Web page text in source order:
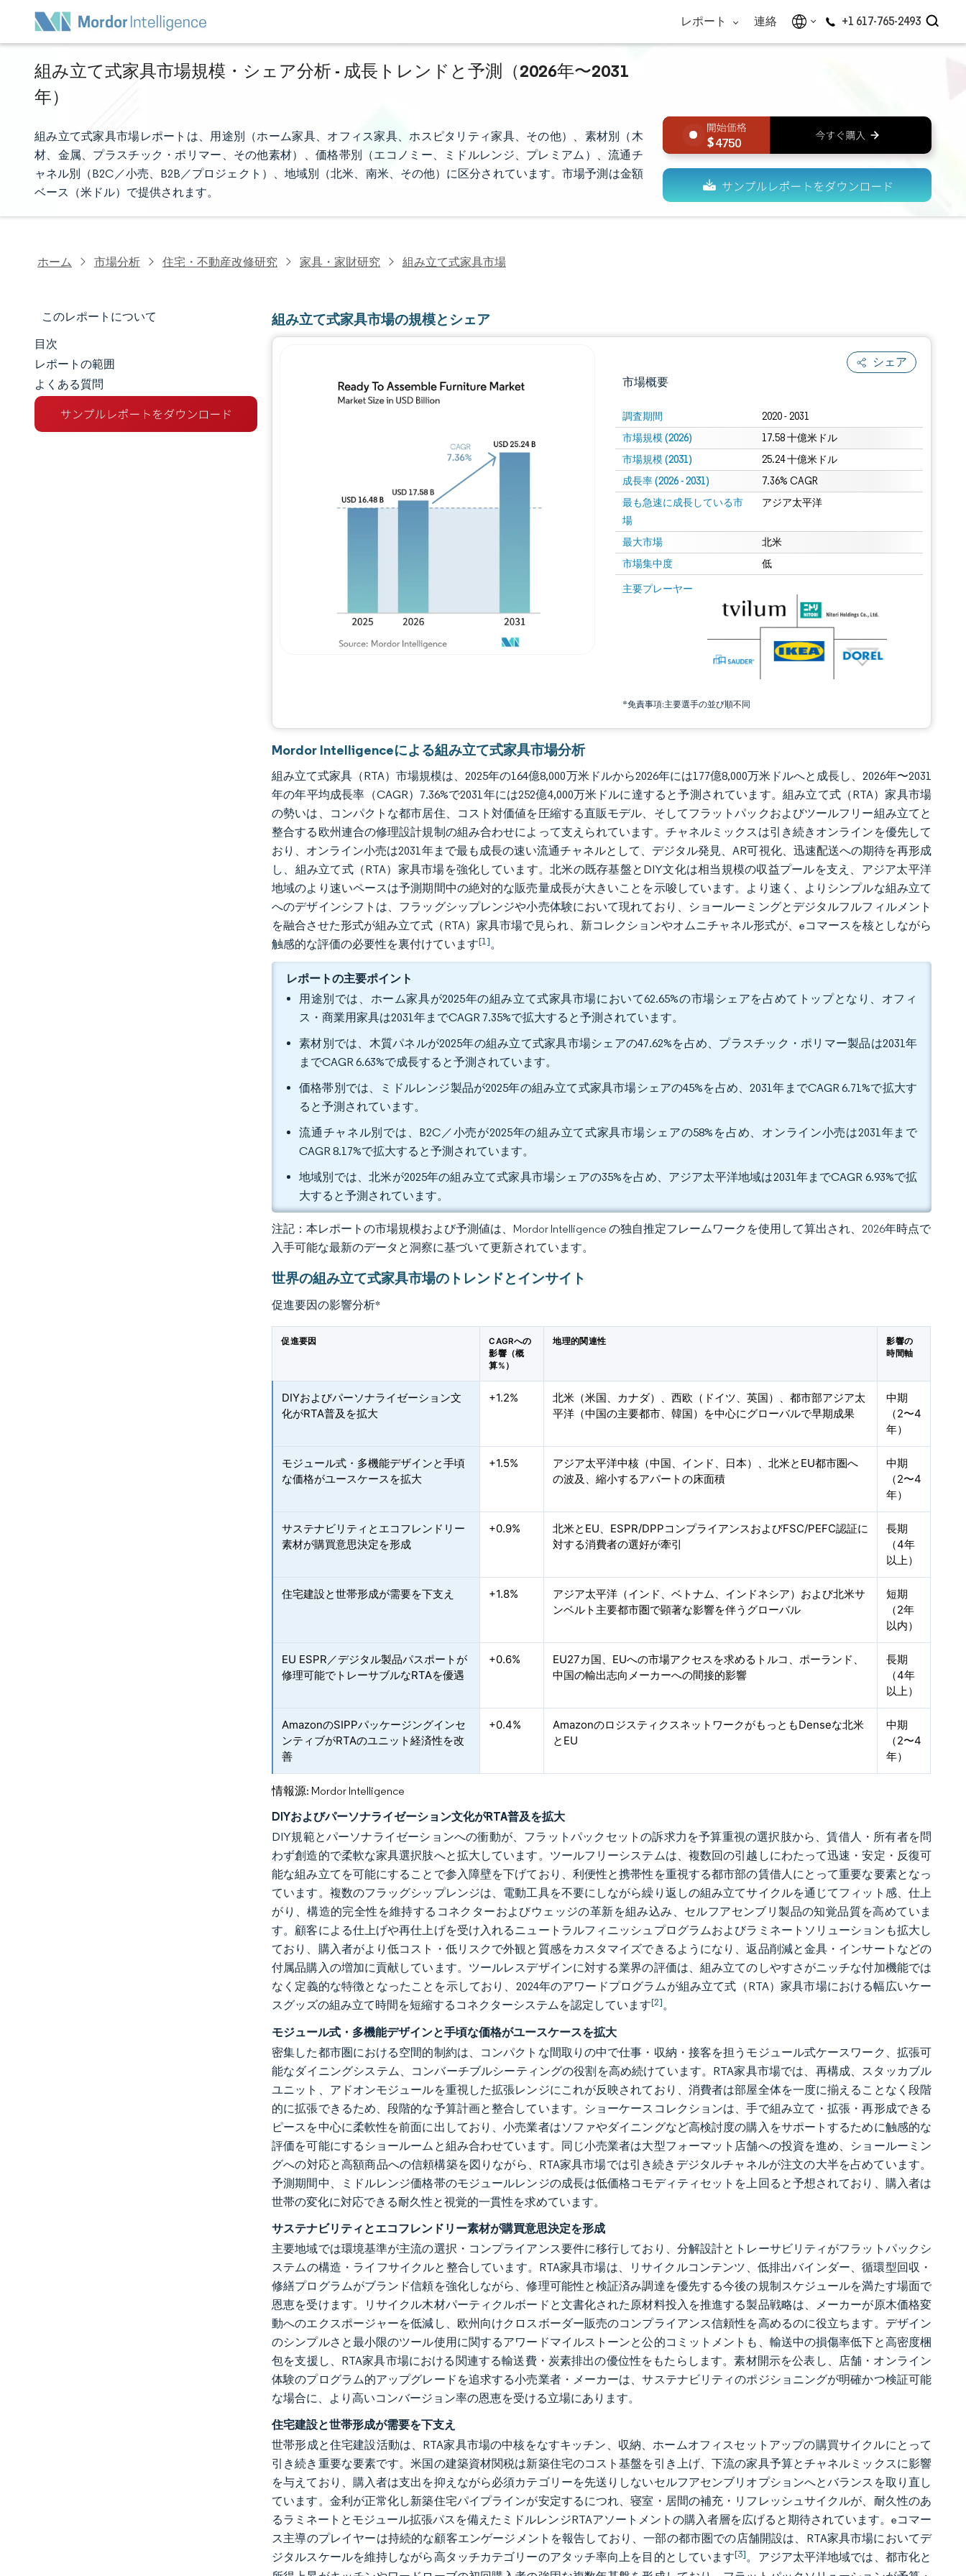
レポート 連絡 +1 617-765-2493
組み立て式家具市場規模・シェア分析 - 成長トレンドと予測（2026年〜2031
年）
組み立て式家具市場レポートは、用途別（ホーム家具、オフィス家具、ホスピタリティ家具、その他）、素材別（木
材、金属、プラスチック・ポリマー、その他素材）、価格帯別（エコノミー、ミドルレンジ、プレミアム）、流通チ
ャネル別（B2C／小売、B2B／プロジェクト）、地域別（北米、南米、その他）に区分されています。市場予測は金額
ベース（米ドル）で提供されます。
4750
ホーム 市場分析 住宅・不動産改修研究 家具・家財研究 組み立て式家具市場
このレポートについて
市場規模とシェア
市場分析
トレンドとインサイト
目次
レポートの範囲
よくある質問
組み立て式家具市場の規模とシェア
シェア
市場概要
調査期間 2020 - 2031
市場規模 (2026) 17.58 十億米ドル
市場規模 (2031) 25.24 十億米ドル
成長率 (2026 - 2031) 7.36% CAGR
最も急速に成長している市
場
アジア太平洋
最大市場 北米
市場集中度 低
主要プレーヤー
*免責事項:主要選手の並び順不同
画像 © Mordor Intelligence。再利用にはCC BY 4.0の表示が必要です。
画像 © Mordor Intelligence。再利用にはCC BY 4.0の表示が必要です。
Mordor Intelligenceによる組み立て式家具市場分析
組み立て式家具（RTA）市場規模は、2025年の164億8,000万米ドルから2026年には177億8,000万米ドルへと成長し、2026年〜2031
年の年平均成長率（CAGR）7.36%で2031年には252億4,000万米ドルに達すると予測されています。組み立て式（RTA）家具市場
の勢いは、コンパクトな都市居住、コスト対価値を圧縮する直販モデル、そしてフラットパックおよびツールフリー組み立てと
整合する欧州連合の修理設計規制の組み合わせによって支えられています。チャネルミックスは引き続きオンラインを優先して
おり、オンライン小売は2031年まで最も成長の速い流通チャネルとして、デジタル発見、AR可視化、迅速配送への期待を再形成
し、組み立て式（RTA）家具市場を強化しています。北米の既存基盤とDIY文化は相当規模の収益プールを支え、アジア太平洋
地域のより速いペースは予測期間中の絶対的な販売量成長が大きいことを示唆しています。より速く、よりシンプルな組み立て
へのデザインシフトは、フラッグシップレンジや小売体験において現れており、ショールーミングとデジタルフルフィルメント
を融合させた形式が組み立て式（RTA）家具市場で見られ、新コレクションやオムニチャネル形式が、eコマースを核としながら
触感的な評価の必要性を裏付けています[1]。
レポートの主要ポイント
用途別では、ホーム家具が2025年の組み立て式家具市場において62.65%の市場シェアを占めてトップとなり、オフィ
ス・商業用家具は2031年までCAGR 7.35%で拡大すると予測されています。
素材別では、木質パネルが2025年の組み立て式家具市場シェアの47.62%を占め、プラスチック・ポリマー製品は2031年
までCAGR 6.63%で成長すると予測されています。
価格帯別では、ミドルレンジ製品が2025年の組み立て式家具市場シェアの45%を占め、2031年までCAGR 6.71%で拡大す
ると予測されています。
流通チャネル別では、B2C／小売が2025年の組み立て式家具市場シェアの58%を占め、オンライン小売は2031年まで
CAGR 8.17%で拡大すると予測されています。
地域別では、北米が2025年の組み立て式家具市場シェアの35%を占め、アジア太平洋地域は2031年までCAGR 6.93%で拡
大すると予測されています。
注記：本レポートの市場規模および予測値は、Mordor Intelligence の独自推定フレームワークを使用して算出され、2026年時点で
入手可能な最新のデータと洞察に基づいて更新されています。
世界の組み立て式家具市場のトレンドとインサイト
促進要因の影響分析*
促進要因
CAGRへの
影響（概
算%）
地理的関連性
影響の
時間軸
DIYおよびパーソナライゼーション文
化がRTA普及を拡大
+1.2%
北米（米国、カナダ）、西欧（ドイツ、英国）、都市部アジア太
平洋（中国の主要都市、韓国）を中心にグローバルで早期成果
中期
（2〜4
年）
モジュール式・多機能デザインと手頃
な価格がユースケースを拡大
+1.5%
アジア太平洋中核（中国、インド、日本）、北米とEU都市圏へ
の波及、縮小するアパートの床面積
中期
（2〜4
年）
サステナビリティとエコフレンドリー
素材が購買意思決定を形成
+0.9%
北米とEU、ESPR/DPPコンプライアンスおよびFSC/PEFC認証に
対する消費者の選好が牽引
長期
（4年
以上）
住宅建設と世帯形成が需要を下支え +1.8%
アジア太平洋（インド、ベトナム、インドネシア）および北米サ
ンベルト主要都市圏で顕著な影響を伴うグローバル
短期
（2年
以内）
EU ESPR／デジタル製品パスポートが
修理可能でトレーサブルなRTAを優遇
+0.6%
EU27カ国、EUへの市場アクセスを求めるトルコ、ポーランド、
中国の輸出志向メーカーへの間接的影響
長期
（4年
以上）
AmazonのSIPPパッケージングインセ
ンティブがRTAのユニット経済性を改
善
+0.4%
AmazonのロジスティクスネットワークがもっともDenseな北米
とEU
中期
（2〜4
年）
情報源: Mordor Intelligence
DIYおよびパーソナライゼーション文化がRTA普及を拡大
DIY規範とパーソナライゼーションへの衝動が、フラットパックセットの訴求力を予算重視の選択肢から、賃借人・所有者を問
わず創造的で柔軟な家具選択肢へと拡大しています。ツールフリーシステムは、複数回の引越しにわたって迅速・安定・反復可
能な組み立てを可能にすることで参入障壁を下げており、利便性と携帯性を重視する都市部の賃借人にとって重要な要素となっ
ています。複数のフラッグシップレンジは、電動工具を不要にしながら繰り返しの組み立てサイクルを通じてフィット感、仕上
がり、構造的完全性を維持するコネクターおよびウェッジの革新を組み込み、セルフアセンブリ製品の知覚品質を高めていま
す。顧客による仕上げや再仕上げを受け入れるニュートラルフィニッシュプログラムおよびラミネートソリューションも拡大し
ており、購入者がより低コスト・低リスクで外観と質感をカスタマイズできるようになり、返品削減と金具・インサートなどの
付属品購入の増加に貢献しています。ツールレスデザインに対する業界の評価は、組み立てのしやすさがニッチな付加機能では
なく定義的な特徴となったことを示しており、2024年のアワードプログラムが組み立て式（RTA）家具市場における幅広いケー
スグッズの組み立て時間を短縮するコネクターシステムを認定しています[2]。
モジュール式・多機能デザインと手頃な価格がユースケースを拡大
密集した都市圏における空間的制約は、コンパクトな間取りの中で仕事・収納・接客を担うモジュール式ケースワーク、拡張可
能なダイニングシステム、コンバーチブルシーティングの役割を高め続けています。RTA家具市場では、再構成、スタッカブル
ユニット、アドオンモジュールを重視した拡張レンジにこれが反映されており、消費者は部屋全体を一度に揃えることなく段階
的に拡張できるため、段階的な予算計画と整合しています。ショーケースコレクションは、手で組み立て・拡張・再形成できる
ピースを中心に柔軟性を前面に出しており、小売業者はソファやダイニングなど高検討度の購入をサポートするために触感的な
評価を可能にするショールームと組み合わせています。同じ小売業者は大型フォーマット店舗への投資を進め、ショールーミン
グへの対応と高額商品への信頼構築を図りながら、RTA家具市場では引き続きデジタルチャネルが注文の大半を占めています。
予測期間中、ミドルレンジ価格帯のモジュールレンジの成長は低価格コモディティセットを上回ると予想されており、購入者は
世帯の変化に対応できる耐久性と視覚的一貫性を求めています。
サステナビリティとエコフレンドリー素材が購買意思決定を形成
主要地域では環境基準が主流の選択・コンプライアンス要件に移行しており、分解設計とトレーサビリティがフラットパックシ
ステムの構造・ライフサイクルと整合しています。RTA家具市場は、リサイクルコンテンツ、低排出バインダー、循環型回収・
修繕プログラムがブランド信頼を強化しながら、修理可能性と検証済み調達を優先する今後の規制スケジュールを満たす場面で
恩恵を受けます。リサイクル木材パーティクルボードと文書化された原材料投入を推進する製品戦略は、メーカーが原木価格変
動へのエクスポージャーを低減し、欧州向けクロスボーダー販売のコンプライアンス信頼性を高めるのに役立ちます。デザイン
のシンプルさと最小限のツール使用に関するアワードマイルストーンと公的コミットメントも、輸送中の損傷率低下と高密度梱
包を支援し、RTA家具市場における関連する輸送費・炭素排出の優位性をもたらします。素材開示を公表し、店舗・オンライン
体験のプログラム的アップグレードを追求する小売業者・メーカーは、サステナビリティのポジショニングが明確かつ検証可能
な場合に、より高いコンバージョン率の恩恵を受ける立場にあります。
住宅建設と世帯形成が需要を下支え
世帯形成と住宅建設活動は、RTA家具市場の中核をなすキッチン、収納、ホームオフィスセットアップの購買サイクルにとって
引き続き重要な要素です。米国の建築資材関税は新築住宅のコスト基盤を引き上げ、下流の家具予算とチャネルミックスに影響
を与えており、購入者は支出を抑えながら必須カテゴリーを先送りしないセルフアセンブリオプションへとバランスを取り直し
ています。金利が正常化し新築住宅パイプラインが安定するにつれ、寝室・居間の補充・リフレッシュサイクルが、耐久性のあ
るラミネートとモジュール拡張パスを備えたミドルレンジRTAアソートメントの購入者層を広げると期待されています。eコマー
ス主導のプレイヤーは持続的な顧客エンゲージメントを報告しており、一部の都市圏での店舗開設は、RTA家具市場においてデ
ジタルスケールを維持しながら高タッチカテゴリーのアタッチ率向上を目的としています[3]。アジア太平洋地域では、都市化と